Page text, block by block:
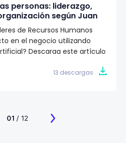
personas: liderazgo,
según Juan
de Recursos Humanos
en el negocio utilizando
Descarga este artículo
en Emtelco, sobre el papel del
13 descargas
01 / 12